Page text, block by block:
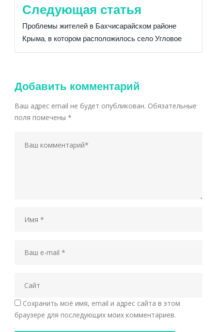
Следующая статья
Проблемы жителей в Бахчисарайском районе
Крыма, в котором расположилось село Угловое
Добавить комментарий
Ваш адрес email не будет опубликован. Обязательные
поля помечены *
Сохранить моё имя, email и адрес сайта в этом
браузере для последующих моих комментариев.